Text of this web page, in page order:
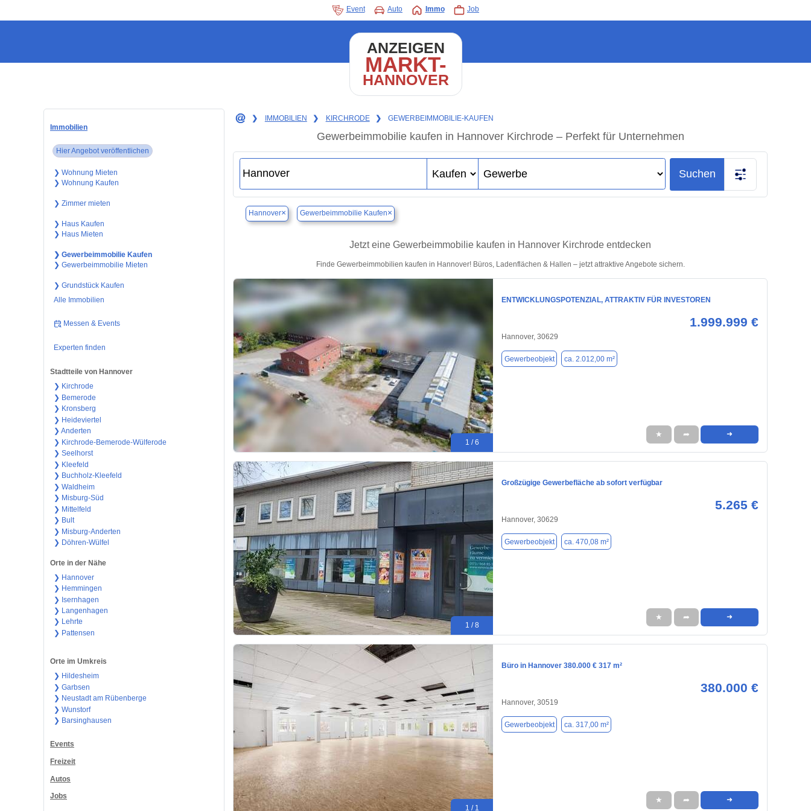
Event Auto Immo Job
ANZEIGEN
MARKT-
HANNOVER
Immobilien
Hier Angebot veröffentlichen
❯ Wohnung Mieten
❯ Wohnung Kaufen
❯ Zimmer mieten
❯ Haus Kaufen
❯ Haus Mieten
❯ Gewerbeimmobilie Kaufen
❯ Gewerbeimmobilie Mieten
❯ Grundstück Kaufen
Alle Immobilien
Messen & Events
Experten finden
Stadtteile von Hannover
❯ Kirchrode
❯ Bemerode
❯ Kronsberg
❯ Heideviertel
❯ Anderten
❯ Kirchrode-Bemerode-Wülferode
❯ Seelhorst
❯ Kleefeld
❯ Buchholz-Kleefeld
❯ Waldheim
❯ Misburg-Süd
❯ Mittelfeld
❯ Bult
❯ Misburg-Anderten
❯ Döhren-Wülfel
Orte in der Nähe
❯ Hannover
❯ Hemmingen
❯ Isernhagen
❯ Langenhagen
❯ Lehrte
❯ Pattensen
Orte im Umkreis
❯ Hildesheim
❯ Garbsen
❯ Neustadt am Rübenberge
❯ Wunstorf
❯ Barsinghausen
Events
Freizeit
Autos
Jobs
❯ IMMOBILIEN ❯ KIRCHRODE ❯ GEWERBEIMMOBILIE-KAUFEN
Gewerbeimmobilie kaufen in Hannover Kirchrode – Perfekt für Unternehmen
Suchen
Hannover× Gewerbeimmobilie Kaufen×
Jetzt eine Gewerbeimmobilie kaufen in Hannover Kirchrode entdecken
Finde Gewerbeimmobilien kaufen in Hannover! Büros, Ladenflächen & Hallen – jetzt attraktive Angebote sichern.
1 / 6
ENTWICKLUNGSPOTENZIAL, ATTRAKTIV FÜR INVESTOREN
1.999.999 €
Hannover, 30629
Gewerbeobjekt ca. 2.012,00 m²
★ ➦ ➜
1 / 8
Großzügige Gewerbefläche ab sofort verfügbar
5.265 €
Hannover, 30629
Gewerbeobjekt ca. 470,08 m²
★ ➦ ➜
1 / 1
Büro in Hannover 380.000 € 317 m²
380.000 €
Hannover, 30519
Gewerbeobjekt ca. 317,00 m²
★ ➦ ➜